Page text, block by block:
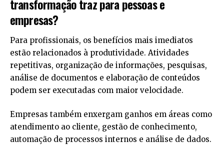
transformação traz para pessoas e
empresas?
Para profissionais, os benefícios mais imediatos
estão relacionados à produtividade. Atividades
repetitivas, organização de informações, pesquisas,
análise de documentos e elaboração de conteúdos
podem ser executadas com maior velocidade.
Empresas também enxergam ganhos em áreas como
atendimento ao cliente, gestão de conhecimento,
automação de processos internos e análise de dados.